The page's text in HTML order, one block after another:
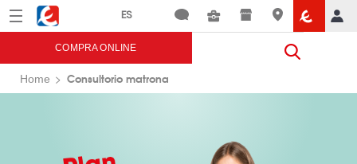
Menú Eroski
COMPRA ONLINE
Home Consultorio matrona